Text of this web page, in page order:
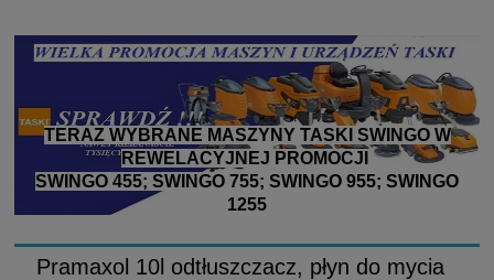
TERAZ WYBRANE MASZYNY TASKI SWINGO W
REWELACYJNEJ PROMOCJI
SWINGO 455; SWINGO 755; SWINGO 955; SWINGO
1255
Pramaxol 10l odtłuszczacz, płyn do mycia